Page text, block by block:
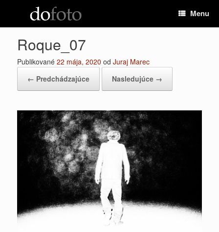
Menu
Roque_07
Publikované 22 mája, 2020 od Juraj Marec
← Predchádzajúce
Nasledujúce →